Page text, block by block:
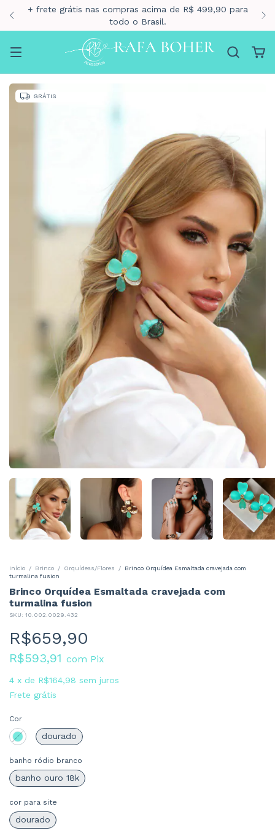
nas compras acima de R$ 499,90 para
GRÁTIS
Início / Brinco / Orquídeas/Flores /
Brinco Orquídea Esmaltada cravejada com
turmalina fusion
Brinco Orquídea Esmaltada cravejada com
turmalina fusion
SKU: 10.002.0029.432
R$659,90
R$593,91 com Pix
4 x de R$164,98 sem juros
Frete grátis
Cor
dourado
banho ródio branco
banho ouro 18k
cor para site
dourado